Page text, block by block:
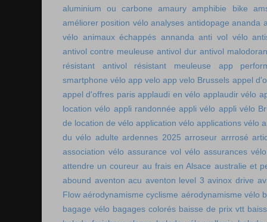
aluminium ou carbone
amaury amphibie bike
améliorer position vélo analyses antidopage ananda
vélo animaux échappés annanda anti vol vélo
antivol contre meuleuse antivol dur antivol
résistant
antivol résistant meuleuse
app
smartphone vélo app velo app velo Brussels appel
appel d'offres paris applaudi en vélo applaudir vélo
location vélo appli randonnée appli vélo appli vélo
de location de vélo application vélo applications vélo
du vélo adulte ardennes 2025 arroseur arrrosé
association vélo assurance vol vélo assurances vélo
attendre un coureur au frais en Alsace australie et
abound aventon acu aventon level 3 avinox drive
Flow aérodynamisme cyclisme aérodynamisme vélo
bagage vélo bagages colorés baisse de prix vtt